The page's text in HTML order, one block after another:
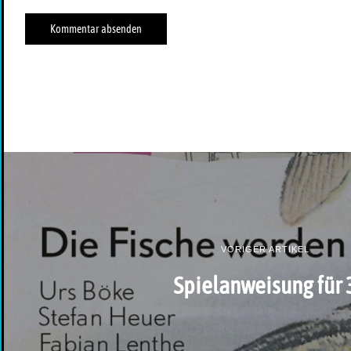
VORIGER ARTIKEL
Spielanweisung für